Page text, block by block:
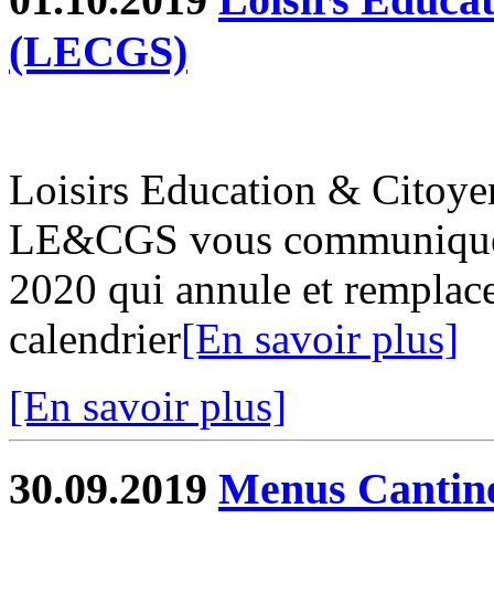
(LECGS)
Loisirs Education &
LE&CGS vous
2020 qui annule et
calendrier[En savoir plus]
[En savoir plus]
30.09.2019 Menus